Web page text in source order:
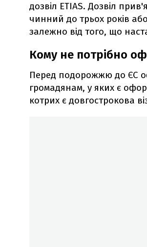
дозвіл ETIAS. Дозвіл
чинний до трьох років
залежно від того, що
Кому не потрібно
Перед подорожжю до ЄС
громадянам, у яких є
котрих є довгострокова